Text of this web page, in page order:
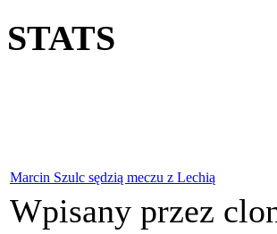
STATS
Marcin Szulc sędzią meczu z Lechią
Wpisany przez